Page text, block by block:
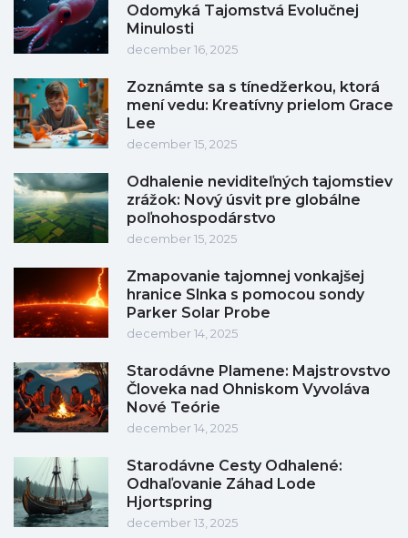
Odomyká Tajomstvá Evolučnej
Minulosti
december 16, 2025
Zoznámte sa s tínedžerkou, ktorá
mení vedu: Kreatívny prielom Grace
Lee
december 15, 2025
Odhalenie neviditeľných tajomstiev
zrážok: Nový úsvit pre globálne
poľnohospodárstvo
december 15, 2025
Zmapovanie tajomnej vonkajšej
hranice Slnka s pomocou sondy
Parker Solar Probe
december 14, 2025
Starodávne Plamene: Majstrovstvo
Človeka nad Ohniskom Vyvoláva
Nové Teórie
december 14, 2025
Starodávne Cesty Odhalené:
Odhaľovanie Záhad Lode
Hjortspring
december 13, 2025